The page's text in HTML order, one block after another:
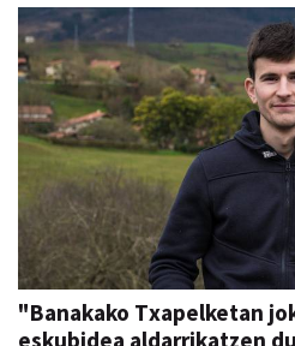
"Banakako Txapelketan
eskubidea aldarrikatzen